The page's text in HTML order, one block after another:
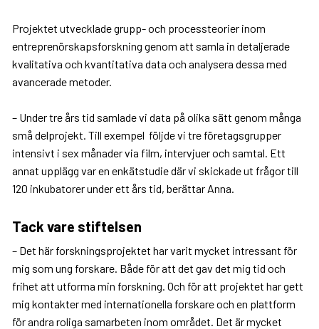
Projektet utvecklade grupp- och processteorier inom
entreprenörskapsforskning genom att samla in detaljerade
kvalitativa och kvantitativa data och analysera dessa med
avancerade metoder.
– Under tre års tid samlade vi data på olika sätt genom många
små delprojekt. Till exempel följde vi tre företagsgrupper
intensivt i sex månader via film, intervjuer och samtal. Ett
annat upplägg var en enkätstudie där vi skickade ut frågor till
120 inkubatorer under ett års tid, berättar Anna.
Tack vare stiftelsen
– Det här forskningsprojektet har varit mycket intressant för
mig som ung forskare. Både för att det gav det mig tid och
frihet att utforma min forskning. Och för att projektet har gett
mig kontakter med internationella forskare och en plattform
för andra roliga samarbeten inom området. Det är mycket